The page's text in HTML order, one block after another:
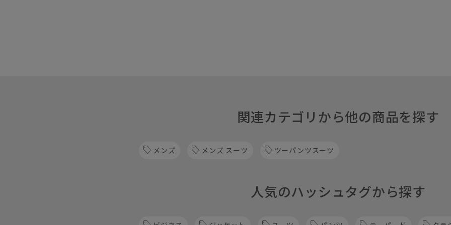
関連カテゴリから他の商品を探す
メンズ メンズ スーツ ツーパンツスーツ
人気のハッシュタグから探す